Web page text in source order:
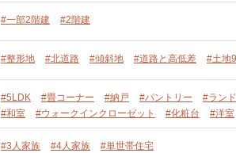
#一部2階建 #2階建
#整形地 #北道路 #傾斜地 #道路と高低差 #土地
#5LDK #畳コーナー #納戸 #パントリー #ラン
#和室
#ウォークインクローゼット #化粧台 #洋室
#3人家族 #4人家族 #単世帯住宅